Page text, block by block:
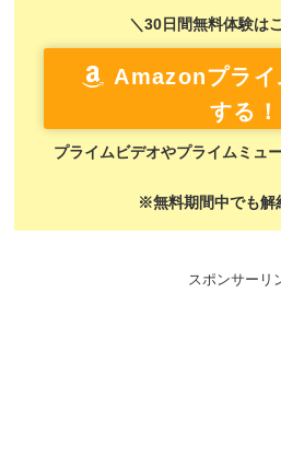
＼30日間無料体験は
Amazonプライ
する！
プライムビデオやプライムミュ
※無料期間中でも解
スポンサーリ